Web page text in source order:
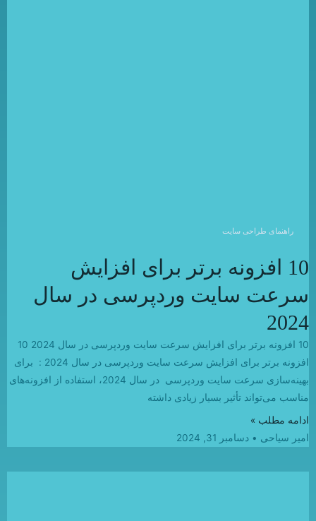
راهنمای طراحی سایت
10 افزونه برتر برای افزایش
سرعت سایت وردپرسی در سال
2024
10 افزونه برتر برای افزایش سرعت سایت وردپرسی در سال 2024 10
افزونه برتر برای افزایش سرعت سایت وردپرسی در سال 2024 : برای
بهینه‌سازی سرعت سایت وردپرسی در سال 2024، استفاده از افزونه‌های
مناسب می‌تواند تأثیر بسیار زیادی داشته
ادامه مطلب »
امیر سیاحی
دسامبر 31, 2024